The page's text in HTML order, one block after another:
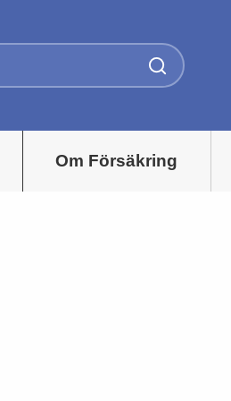
Om Försäkring